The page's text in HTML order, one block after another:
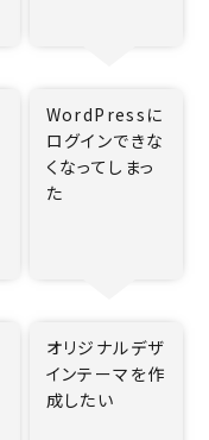
WordPressに
ログインできな
くなってしまっ
た
オリジナルデザ
インテーマを作
成したい